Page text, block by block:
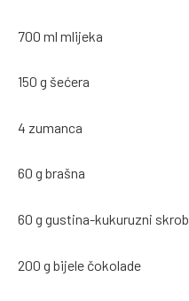
700 ml mlijeka
150 g šećera
4 zumanca
60 g brašna
60 g gustina-kukuruzni skrob
200 g bijele čokolade